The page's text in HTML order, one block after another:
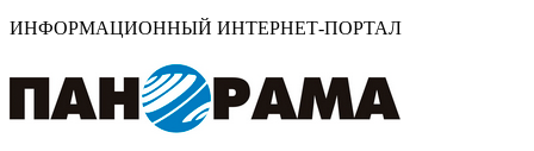
ИНФОРМАЦИОННЫЙ ИНТЕРНЕТ-ПОРТАЛ